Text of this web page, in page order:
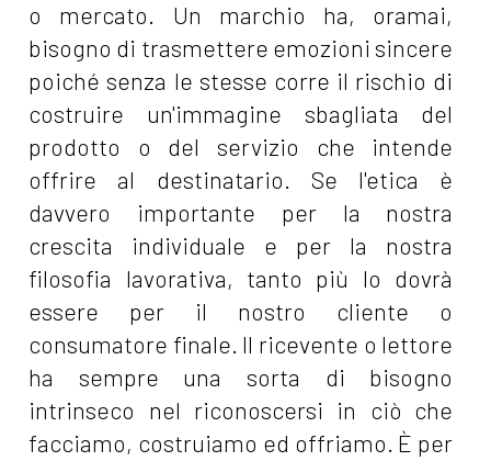
o mercato. Un marchio ha, oramai,
bisogno di trasmettere emozioni sincere
poiché senza le stesse corre il rischio di
costruire un'immagine sbagliata del
prodotto o del servizio che intende
offrire al destinatario. Se l'etica è
davvero importante per la nostra
crescita individuale e per la nostra
filosofia lavorativa, tanto più lo dovrà
essere per il nostro cliente o
consumatore finale. Il ricevente o lettore
ha sempre una sorta di bisogno
intrinseco nel riconoscersi in ciò che
facciamo, costruiamo ed offriamo. È per